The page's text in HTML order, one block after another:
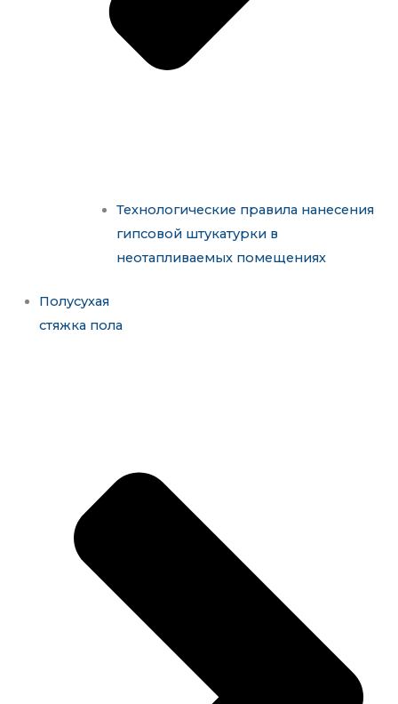
Технологические правила нанесения
гипсовой штукатурки в
неотапливаемых помещениях
Полусухая
стяжка пола